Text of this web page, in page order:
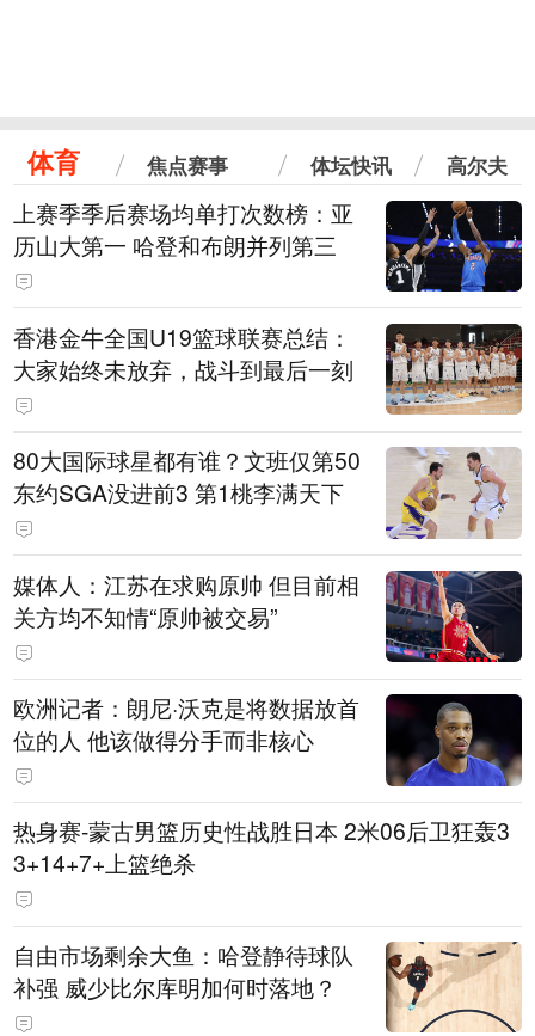
体育 焦点赛事 体坛快讯 高尔夫
上赛季季后赛场均单打次数榜：亚
历山大第一 哈登和布朗并列第三
香港金牛全国U19篮球联赛总结：
大家始终未放弃，战斗到最后一刻
80大国际球星都有谁？文班仅第50
东约SGA没进前3 第1桃李满天下
媒体人：江苏在求购原帅 但目前相
关方均不知情“原帅被交易”
欧洲记者：朗尼·沃克是将数据放首
位的人 他该做得分手而非核心
热身赛-蒙古男篮历史性战胜日本 2米06后卫狂轰3
3+14+7+上篮绝杀
自由市场剩余大鱼：哈登静待球队
补强 威少比尔库明加何时落地？